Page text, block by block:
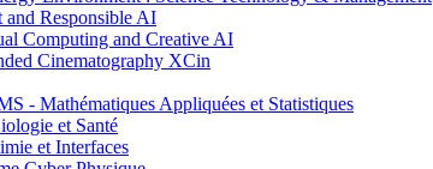
Responsible AI
Computing and Creative AI
Cinematography XCin
- Mathématiques Appliquées et Statistiques
et Santé
et Interfaces